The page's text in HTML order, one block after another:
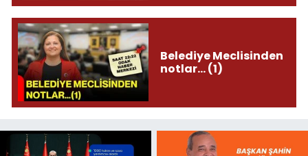
Belediye Meclisinden
notlar... (1)